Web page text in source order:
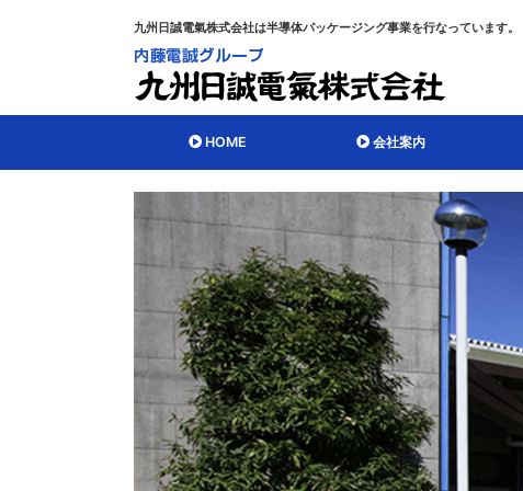
九州日誠電氣株式会社は半導体パッケージング事業を行なっています。
HOME 会社案内
個人情報保護